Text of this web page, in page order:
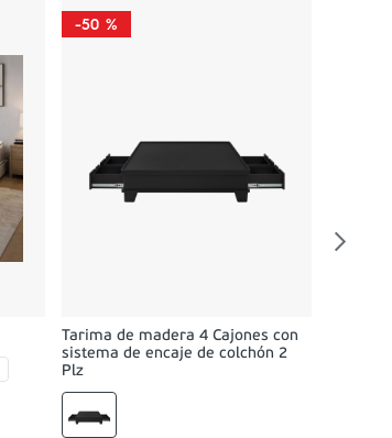
-50 %
Tarima de madera 4 Cajones con
sistema de encaje de colchón 2
Plz
Queen